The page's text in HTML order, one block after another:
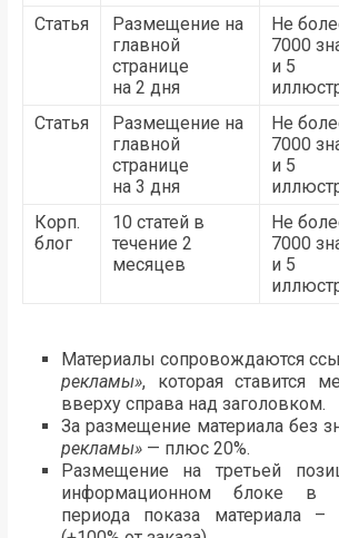
Статья
Размещение на
главной
странице
на 2 дня
Не
7000
и 5
Статья
Размещение на
главной
странице
на 3 дня
Не
7000
и 5
Корп.
блог
10 статей в
течение 2
месяцев
Не
7000
и 5
Материалы сопровождаются
рекламы», которая ставится
вверху справа над заголовком.
За размещение материала без
рекламы»— плюс 20%.
Размещение на третьей
информационном блоке в
периода показа материала –